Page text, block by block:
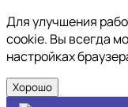
Для улучшения
cookie. Вы всегда
настройках
Хорошо